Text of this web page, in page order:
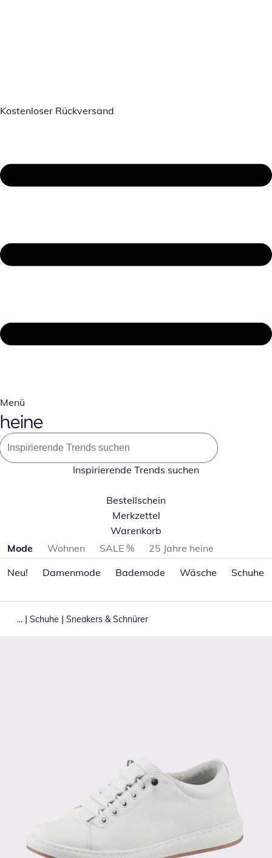
Kostenloser Rückversand
Menü
Inspirierende Trends suchen
Bestellschein
Merkzettel
Warenkorb
Produktkategorien überspringen
Mode Wohnen SALE %
25 Jahre heine
Neu!
Damenmode Bademode Wäsche Schuhe
... | Schuhe | Sneakers & Schnürer